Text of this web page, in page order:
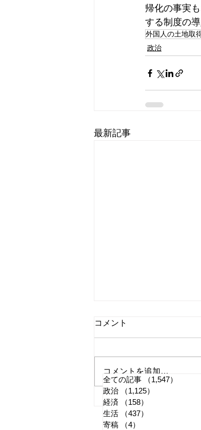
帰化の事実
する制度の
外国人の土地取
政治
最新記事
外国人の土地取得「全
制」 戦線社
コメント
コメントを追加…
全ての記事
（1,547）
政治
（1,125）
経済
（158）
生活
（437）
寄稿
（4）